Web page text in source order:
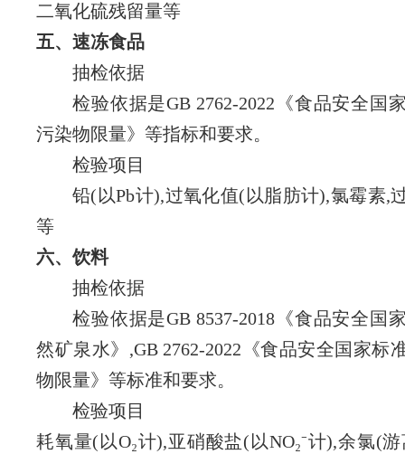
二氧化硫残留量等
五、速冻食品
抽检依据
检验依据是GB 2762-2022《食品安全国
污染物限量》 等指标和要求。
检验项目
铅(以Pb计),过氧化值(以脂肪计),氯霉素,
等
六、饮料
抽检依据
检验依据是GB 8537-2018《食品安全国
然矿泉水》,GB 2762-2022《食品安全国家标
物限量》等标准和要求。
检验项目
耗氧量(以O₂计),亚硝酸盐(以NO₂⁻计),余氯(